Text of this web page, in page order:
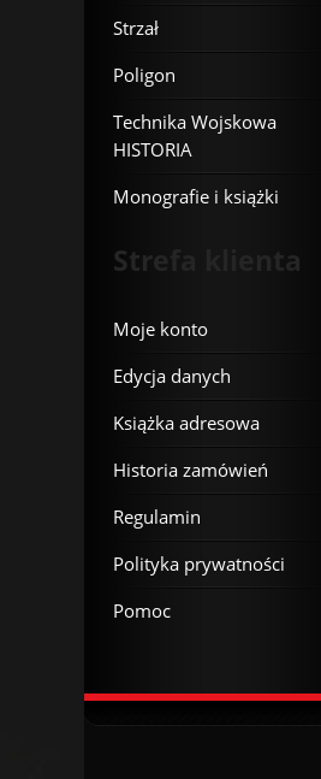
Strzał
Poligon
Technika Wojskowa
HISTORIA
Monografie i książki
Strefa klienta
Moje konto
Edycja danych
Książka adresowa
Historia zamówień
Regulamin
Polityka prywatności
Pomoc